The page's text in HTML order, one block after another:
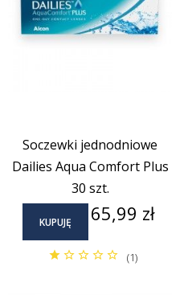
Soczewki jednodniowe
Dailies Aqua Comfort Plus
30 szt.
KUPUJĘ Cena
65,99 zł
(1)